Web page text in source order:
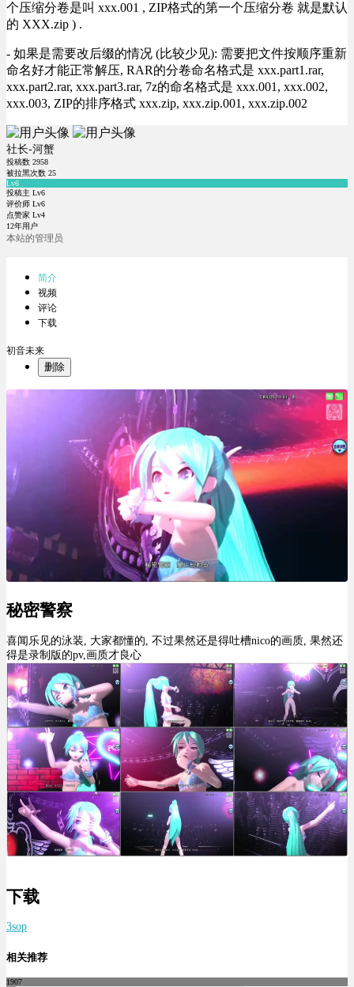
个压缩分卷是叫 xxx.001 , ZIP格式的第一个压缩分卷 就是默认
的 XXX.zip ) .
- 如果是需要改后缀的情况 (比较少见): 需要把文件按顺序重新
命名好才能正常解压, RAR的分卷命名格式是 xxx.part1.rar,
xxx.part2.rar, xxx.part3.rar, 7z的命名格式是 xxx.001, xxx.002,
xxx.003, ZIP的排序格式 xxx.zip, xxx.zip.001, xxx.zip.002
社长-河蟹
投稿数 2958
被拉黑次数 25
Lv6
投稿主 Lv6
评价师 Lv6
点赞家 Lv4
12年用户
本站的管理员
简介
视频
评论
下载
初音未来
删除
秘密警察
喜闻乐见的泳装, 大家都懂的, 不过果然还是得吐槽nico的画质, 果然还
得是录制版的pv,画质才良心
下载
3sop
相关推荐
1907